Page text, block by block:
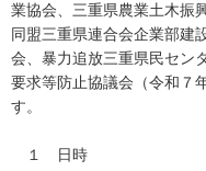
業協会、三重県農業土木振
同盟三重県連合会企業部建
会、暴力追放三重県民セン
要求等防止協議会（令和７
す。
１ 日時